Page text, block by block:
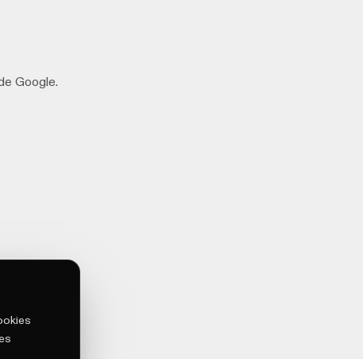
Google.